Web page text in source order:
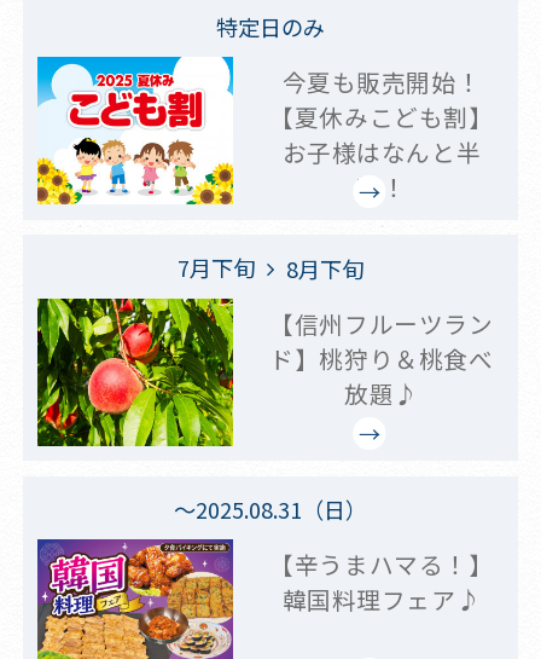
特定日のみ
今夏も販売開始！
【夏休みこども割】
お子様はなんと半
額！
7月下旬 8月下旬
【信州フルーツラン
ド】桃狩り＆桃食べ
放題♪
～2025.08.31（日）
【辛うまハマる！】
韓国料理フェア♪